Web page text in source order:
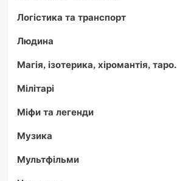
Логістика та транспорт
Людина
Магія, ізотерика, хіромантія, таро.
Мілітарі
Міфи та легенди
Музика
Мультфільми